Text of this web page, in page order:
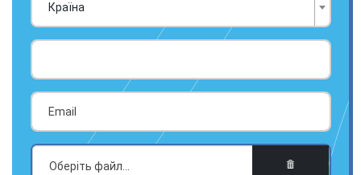
Країна